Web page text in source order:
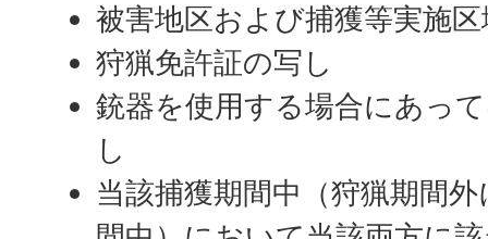
被害地区および捕獲等実施
狩猟免許証の写し
銃器を使用する場合にあっ
し
当該捕獲期間中（狩猟期間